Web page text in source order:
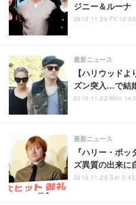
ジニー＆ルーナ
2010.11.26 Fri 10:55
【ハリウッド
ズン突入…で結
最新ニュース
2010.11.22 Mon
『ハリー・ポ
ズ異質の出来に
最新ニュース
2010.11.20 Sat 0:43